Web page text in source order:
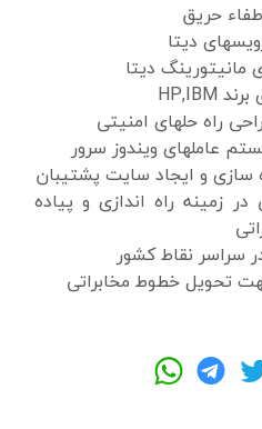
حریق
دیتا
مانیتورینگ دیتا
راه حلهای امنيتی
عاملهای ویندوز سرور
سازی و ایجاد سایت پشتیبان
در زمینه راه اندازی و پیاده
سراسر نقاط کشور
تحویل خطوط مخابراتی